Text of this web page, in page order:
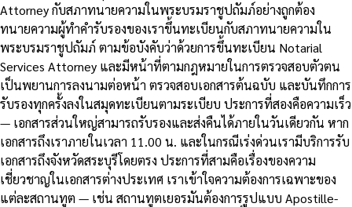
Attorney กับสภาทนายความในพระบรมราชูปถัมภ์อย่างถูกต้อง
ทนายความผู้ทำคำรับรองของเราขึ้นทะเบียนกับสภาทนายความใน
พระบรมราชูปถัมภ์ ตามข้อบังคับว่าด้วยการขึ้นทะเบียน Notarial
Services Attorney และมีหน้าที่ตามกฎหมายในการตรวจสอบตัวตน
เป็นพยานการลงนามต่อหน้า ตรวจสอบเอกสารต้นฉบับ และบันทึกการ
รับรองทุกครั้งลงในสมุดทะเบียนตามระเบียบ ประการที่สองคือความเร็ว
— เอกสารส่วนใหญ่สามารถรับรองและส่งคืนได้ภายในวันเดียวกัน หาก
เอกสารถึงเราภายในเวลา 11.00 น. และในกรณีเร่งด่วนเรามีบริการรับ
เอกสารถึงจังหวัดสระบุรีโดยตรง ประการที่สามคือเรื่องของความ
เชี่ยวชาญในเอกสารต่างประเทศ เราเข้าใจความต้องการเฉพาะของ
แต่ละสถานทูต — เช่น สถานทูตเยอรมันต้องการรูปแบบ Apostille-